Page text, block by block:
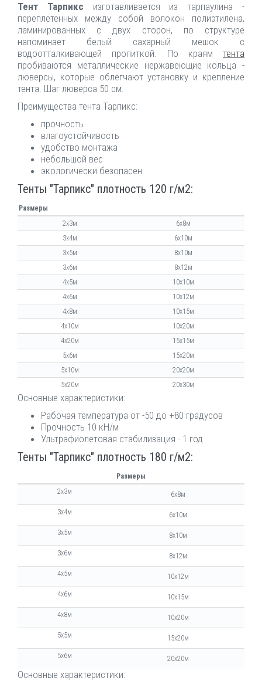
Тент Тарпикс изготавливается из тарпаулина -
переплетенных между собой волокон полиэтилена,
ламинированных с двух сторон, по структуре
напоминает белый сахарный мешок с
водоотталкивающей пропиткой. По краям тента
пробиваются металлические нержавеющие кольца -
люверсы, которые облегчают установку и крепление
тента. Шаг люверса 50 см.
Преимущества тента Тарпикс:
прочность
влагоустойчивость
удобство монтажа
небольшой вес
экологически безопасен
Тенты "Тарпикс" плотность 120 г/м2:
Размеры
2х3м
6х8м
3х4м
6х10м
3х5м
8х10м
3х6м
8х12м
4х5м
10х10м
4х6м
10х12м
4х8м
10х15м
4х10м
10х20м
4х20м
15х15м
5х6м
15х20м
5х10м
20х20м
5х20м
20х30м
Основные характеристики:
Рабочая температура от -50 до +80 градусов
Прочность 10 кН/м
Ультрафиолетовая стабилизация - 1 год
Тенты "Тарпикс" плотность 180 г/м2:
Размеры
2х3м
6х8м
3х4м 6х10м
3х5м 8х10м
3х6м 8х12м
4х5м 10х12м
4х6м 10х15м
4х8м 10х20м
5х5м 15х20м
5х6м 20х20м
Основные характеристики: